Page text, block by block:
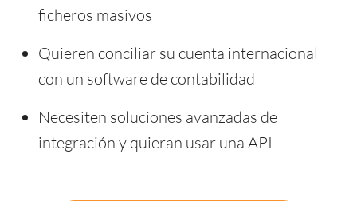
ficheros masivos
Quieren conciliar su cuenta internacional
con un software de contabilidad
Necesiten soluciones avanzadas de
integración y quieran usar una API